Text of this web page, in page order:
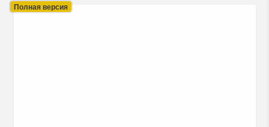
Полная версия